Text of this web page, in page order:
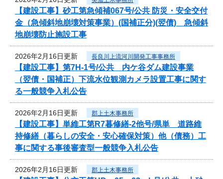
【建設工事】砂工第急傾補067号/公共 防災・安全交付
金（急傾斜地崩壊対策事業）(国補正分)(翌債) 急傾斜
地崩壊防止施設工事
2026年2月16日更新 長良川上流河川開発工事事務所
【建設工事】第7H-1号/公共 内ケ谷ダム建設事業
（翌債・国補正）下流水位観測カメラ設置工事に関す
る一般競争入札公告
2026年2月16日更新 郡上土木事務所
【建設工事】単維工第R7暮修繕-2他号/県単 道路維
持修繕（暮らしの安全・安心確保対策）他（債務）工
事に関する事後審査型一般競争入札公告
2026年2月16日更新 郡上土木事務所